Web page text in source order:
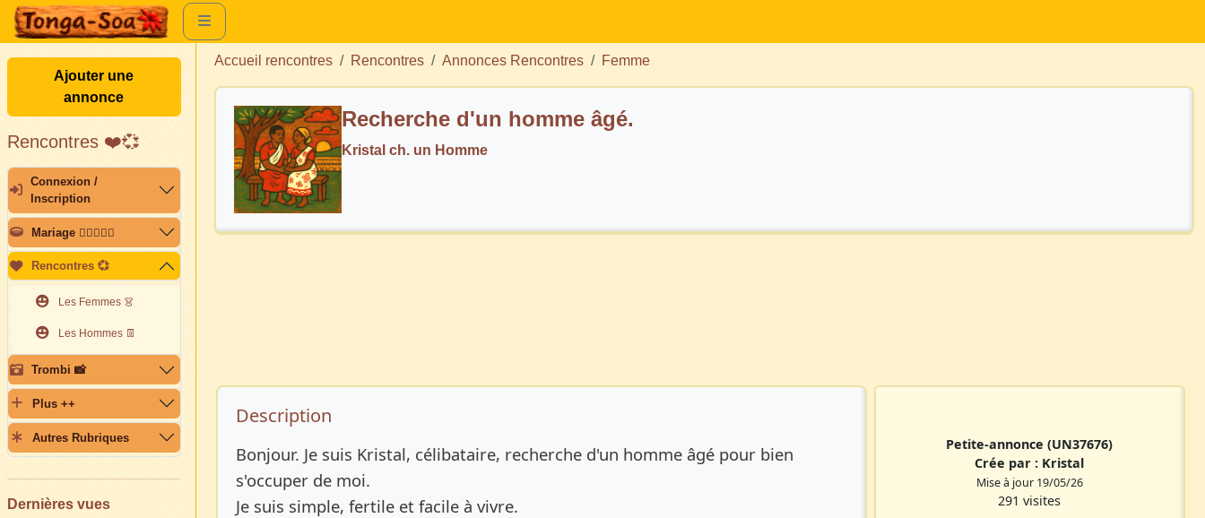
Ajouter une
annonce
Rencontres ❤️💞
Connexion /
Inscription
Mariage 👩🏽‍❤️‍👨🏽
Rencontres 💞
Les Femmes 👗
Les Hommes 👖
Trombi 📸
Plus ++
Autres Rubriques
Dernières vues
Accueil rencontres Rencontres Annonces Rencontres Femme
Recherche d'un homme âgé.
Kristal ch. un Homme
Description de l’annonce
Description
Bonjour. Je suis Kristal, célibataire, recherche d'un homme âgé pour bien
s'occuper de moi.
Je suis simple, fertile et facile à vivre.
Petite-annonce(UN37676)
Crée par : Kristal
Mise à jour 19/05/26
291 visites